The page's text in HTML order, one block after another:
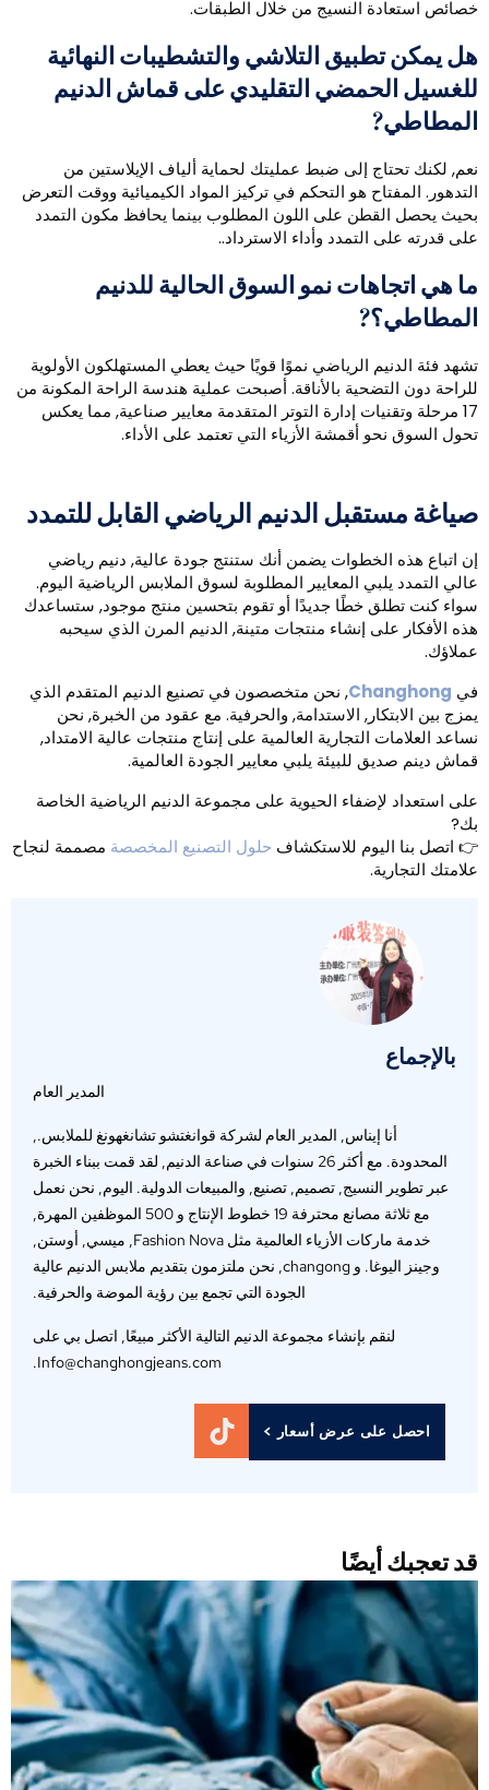
استعادة النسيج من خلال الطبقات.
يمكن تطبيق التلاشي والتشطيبات النهائية
الحمضي التقليدي على قماش الدنيم
لكنك تحتاج إلى ضبط عمليتك لحماية ألياف الإيلاستين من
المفتاح هو التحكم في تركيز المواد الكيميائية ووقت التعرض
يحصل القطن على اللون المطلوب بينما يحافظ مكون التمدد
قدرته على التمدد وأداء الاسترداد..
هي اتجاهات نمو السوق الحالية للدنيم
فئة الدنيم الرياضي نموًا قويًا حيث يعطي المستهلكون الأولوية
دون التضحية بالأناقة. أصبحت عملية هندسة الراحة المكونة من
17 مرحلة وتقنيات إدارة التوتر المتقدمة معايير صناعية, مما يعكس
السوق نحو أقمشة الأزياء التي تعتمد على الأداء.
مستقبل الدنيم الرياضي القابل للتمدد
اتباع هذه الخطوات يضمن أنك ستنتج جودة عالية, دنيم رياضي
التمدد يلبي المعايير المطلوبة لسوق الملابس الرياضية اليوم.
كنت تطلق خطًا جديدًا أو تقوم بتحسين منتج موجود, ستساعدك
الأفكار على إنشاء منتجات متينة, الدنيم المرن الذي سيحبه
Changhong, نحن متخصصون في تصنيع الدنيم المتقدم الذي
بين الابتكار, الاستدامة, والحرفية. مع عقود من الخبرة, نحن
العلامات التجارية العالمية على إنتاج منتجات عالية الامتداد,
دينم صديق للبيئة يلبي معايير الجودة العالمية.
استعداد لإضفاء الحيوية على مجموعة الدنيم الرياضية الخاصة
اتصل بنا اليوم للاستكشافحلول التصنيع المخصصةمصممة لنجاح
التجارية.
بالإجماع
المدير العام
أنا إيناس, المدير العام لشركة قوانغتشو تشانغهونغ للملابس.,
المحدودة. مع أكثر 26 سنوات في صناعة الدنيم, لقد قمت ببناء الخبرة
عبر تطوير النسيج, تصميم, تصنيع, والمبيعات الدولية. اليوم, نحن نعمل
مع ثلاثة مصانع محترفة 19 خطوط الإنتاج و 500 الموظفين المهرة,
خدمة ماركات الأزياء العالمية مثل Fashion Nova, ميسي, أوستن,
وجينز اليوغا. و changong, نحن ملتزمون بتقديم ملابس الدنيم عالية
الجودة التي تجمع بين رؤية الموضة والحرفية.
لنقم بإنشاء مجموعة الدنيم التالية الأكثر مبيعًا, اتصل بي على
Info@changhongjeans.com.
احصل على عرض أسعار >
تعجبك أيضًا